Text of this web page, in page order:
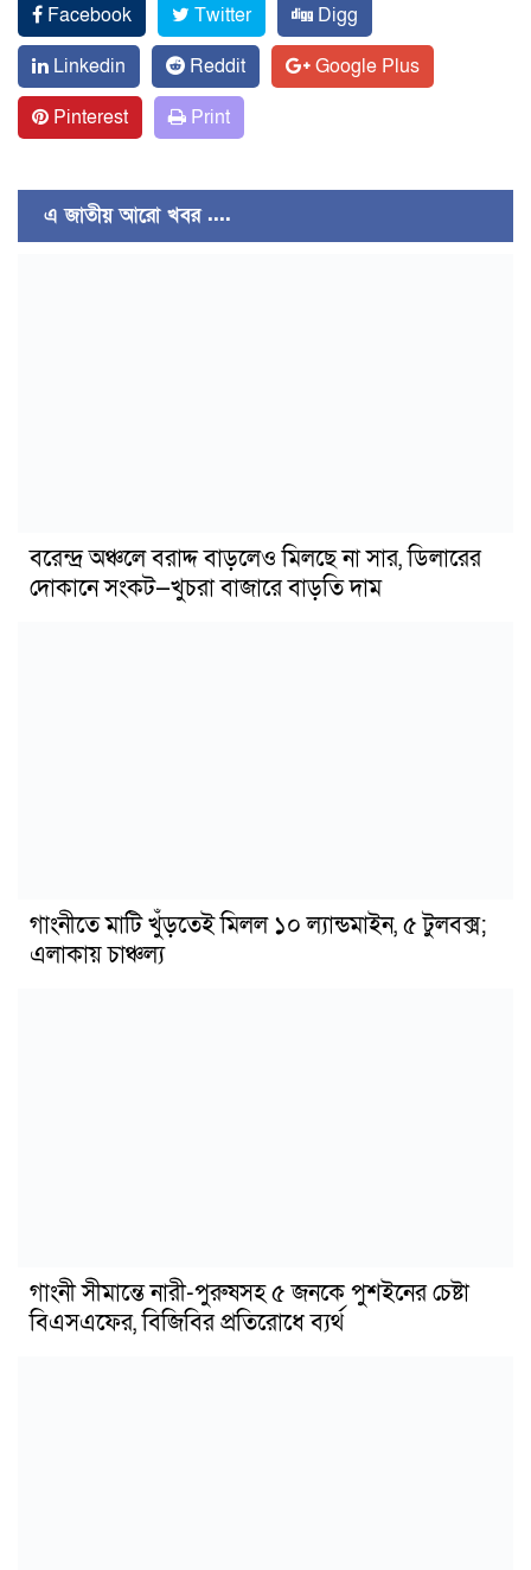
Facebook Twitter
Digg
Linkedin
Reddit
Google Plus
Pinterest
Print
এ জাতীয় আরো খবর ....
বরেন্দ্র অঞ্চলে বরাদ্দ বাড়লেও মিলছে না সার, ডিলারের
দোকানে সংকট—খুচরা বাজারে বাড়তি দাম
গাংনীতে মাটি খুঁড়তেই মিলল ১০ ল্যান্ডমাইন, ৫ টুলবক্স;
এলাকায় চাঞ্চল্য
গাংনী সীমান্তে নারী-পুরুষসহ ৫ জনকে পুশইনের চেষ্টা
বিএসএফের, বিজিবির প্রতিরোধে ব্যর্থ